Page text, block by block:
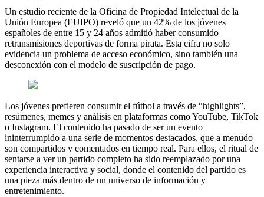
Un estudio reciente de la Oficina de Propiedad Intelectual de la
Unión Europea (EUIPO) reveló que un 42% de los jóvenes
españoles de entre 15 y 24 años admitió haber consumido
retransmisiones deportivas de forma pirata. Esta cifra no solo
evidencia un problema de acceso económico, sino también una
desconexión con el modelo de suscripción de pago.
Los jóvenes prefieren consumir el fútbol a través de “highlights”,
resúmenes, memes y análisis en plataformas como YouTube, TikTok
o Instagram. El contenido ha pasado de ser un evento
ininterrumpido a una serie de momentos destacados, que a menudo
son compartidos y comentados en tiempo real. Para ellos, el ritual de
sentarse a ver un partido completo ha sido reemplazado por una
experiencia interactiva y social, donde el contenido del partido es
una pieza más dentro de un universo de información y
entretenimiento.